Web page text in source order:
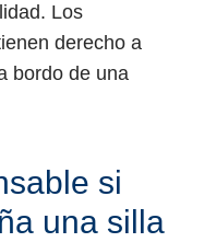
Los
derecho a
bordo de una
si
una silla